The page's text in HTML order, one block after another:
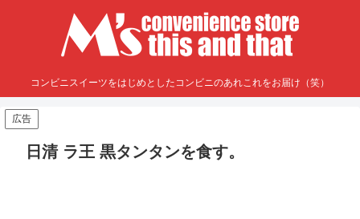
コンビニスイーツをはじめとしたコンビニのあれこれをお届け（笑）
広告
日清 ラ王 黒タンタンを食す。